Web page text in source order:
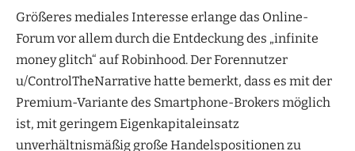
Größeres mediales Interesse erlange das Online-
Forum vor allem durch die Entdeckung des „infinite
money glitch“ auf Robinhood. Der Forennutzer
u/ControlTheNarrative hatte bemerkt, dass es mit der
Premium-Variante des Smartphone-Brokers möglich
ist, mit geringem Eigenkapitaleinsatz
unverhältnismäßig große Handelspositionen zu